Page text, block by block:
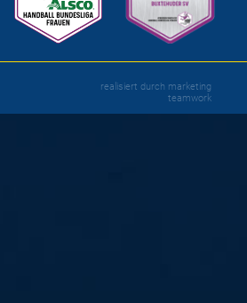
realisiert durch marketing
teamwork
um 16 Uhr
Mannschaft lautstark